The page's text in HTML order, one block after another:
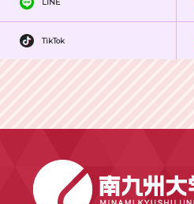
LINE
TikTok